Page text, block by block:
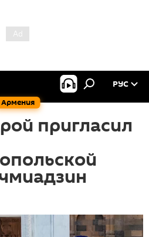
Армения
РУС
пригласил